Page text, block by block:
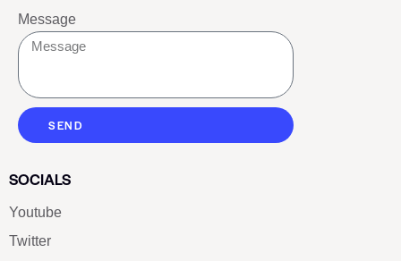
Message
SEND
SOCIALS
Youtube
Twitter